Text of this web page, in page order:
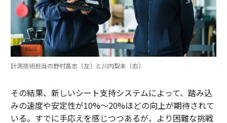
計測技術担当の野村高志（左）と川内梨未（右）
その結果、新しいシート支持システムによって、踏み込
みの速度や安定性が10%〜20%ほどの向上が期待されて
いる。すでに手応えを感じつつあるが、より困難な挑戦